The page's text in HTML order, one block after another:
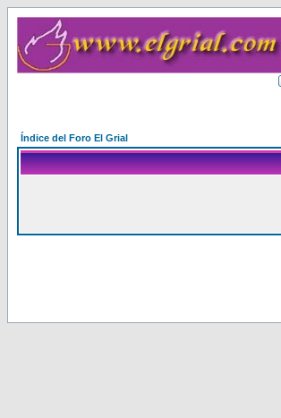
Índice del Foro El Grial